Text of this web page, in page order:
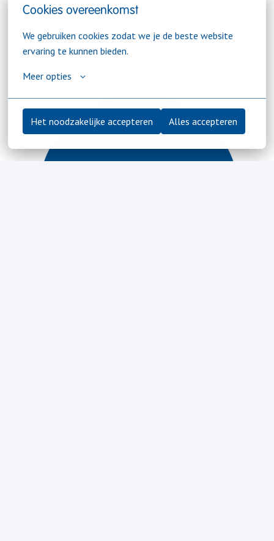
Cookies overeenkomst
We gebruiken cookies zodat we je de beste website
ervaring te kunnen bieden.
Meer opties
Het noodzakelijke accepteren Alles accepteren
06 - 57 51 87 80